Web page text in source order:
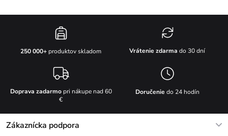
250 000+ produktov skladom Vrátenie zdarma do 30 dní
Doprava zadarmopri nákupe nad 60
€
Doručenie do 24 hodín
Zákaznícka podpora